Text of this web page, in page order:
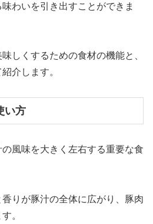
わいを引き出すことができま
しくするための食材の機能と、
介します。
い方
風味を大きく左右する重要な食
りが豚汁の全体に広がり、豚肉
。